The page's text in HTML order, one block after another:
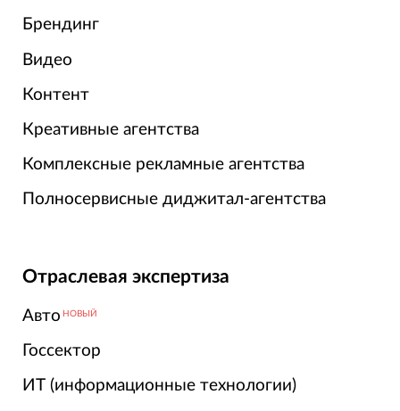
Брендинг
Видео
Контент
Креативные агентства
Комплексные рекламные агентства
Полносервисные диджитал-агентства
Отраслевая экспертиза
Авто НОВЫЙ
Госсектор
ИТ (информационные технологии)